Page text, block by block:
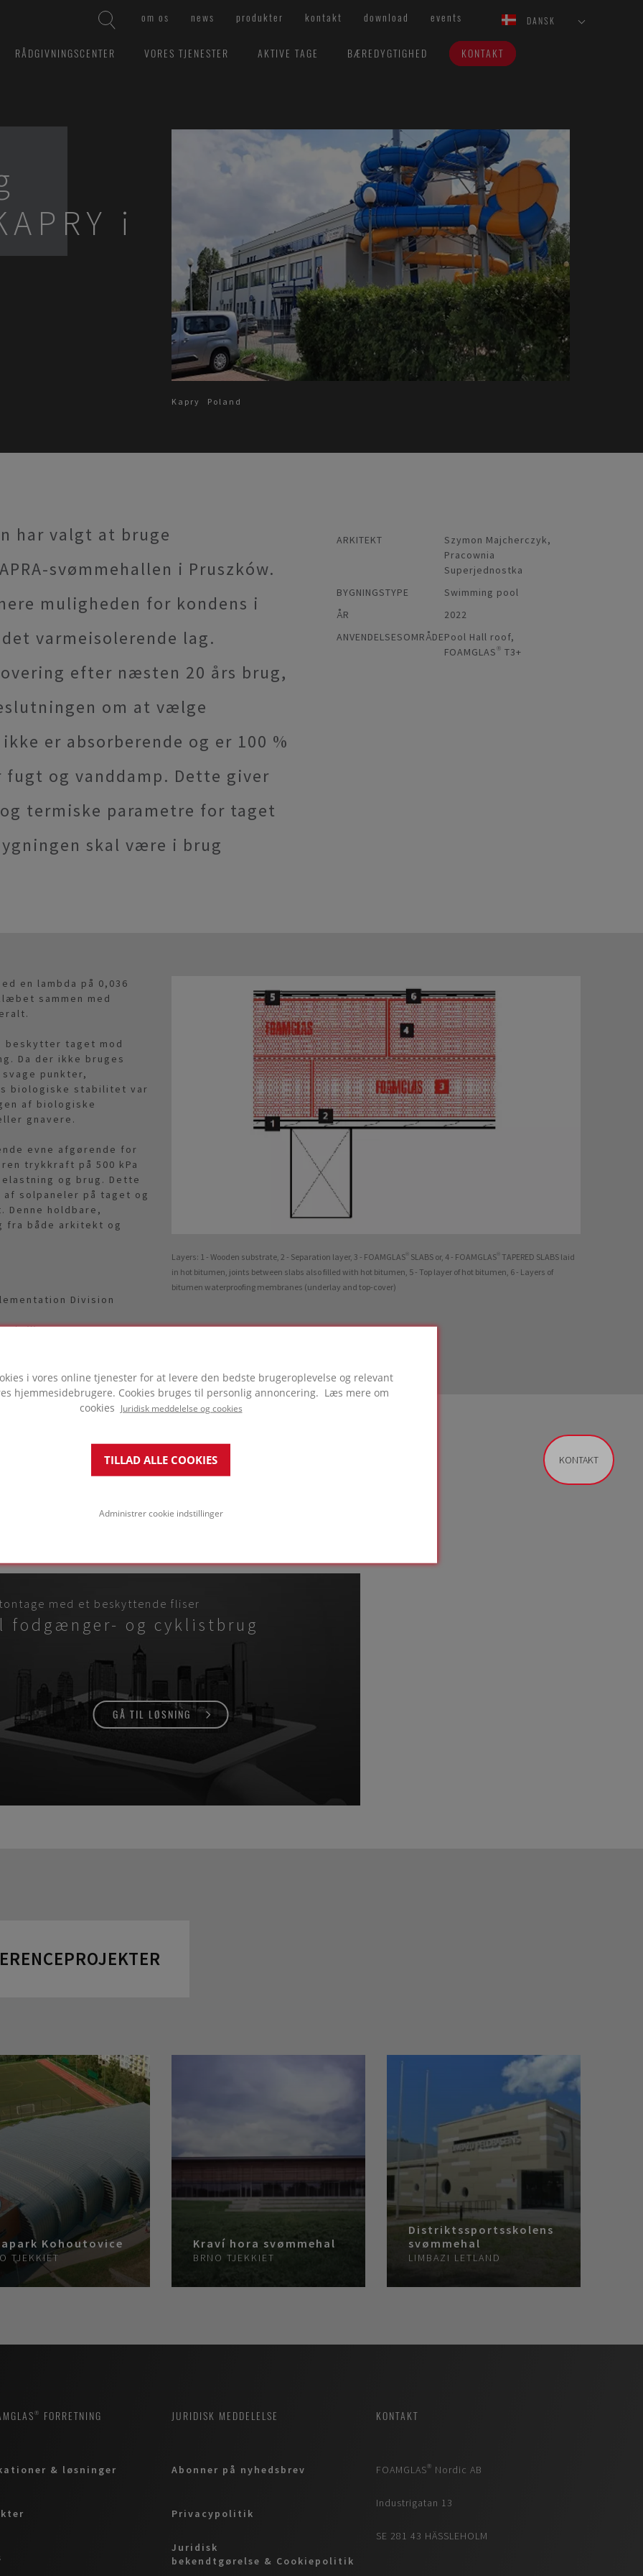
i vores online tjenester for at levere den bedste brugeroplevelse og relevant
hjemmesidebrugere. Cookies bruges til personlig annoncering. Læs mere om
cookies
Juridisk meddelelse og cookies
TILLAD ALLE COOKIES
Administrer cookie indstillinger
om os news produkter kontakt download events DANSK
RÅDGIVNINGSCENTER VORES TJENESTER AKTIVE TAGE BÆREDYGTIGHED KONTAKT
i
Kapry Poland
har valgt at bruge
svømmehallen i Pruszków.
muligheden for kondens i
varmeisolerende lag.
efter næsten 20 års brug,
om at vælge
er absorberende og er 100 %
og vanddamp. Dette giver
termiske parametre for taget
skal være i brug
ARKITEKT
Szymon Majcherczyk,
Pracownia
Superjednostka
BYGNINGSTYPE
Swimming pool
ÅR
2022
ANVENDELSESOMRÅDEPool Hall roof,
FOAMGLAS® T3+
en lambda på 0,036
sammen med
beskytter taget mod
Da der ikke bruges
punkter,
biologiske stabilitet var
af biologiske
gnavere.
evne afgørende for
trykkraft på 500 kPa
og brug. Dette
solpaneler på taget og
holdbare,
fra både arkitekt og
Division
Warsaw
Layers: 1 - Wooden substrate, 2 - Separation layer, 3 - FOAMGLAS® SLABS or, 4 - FOAMGLAS® TAPERED SLABS laid
in hot bitumen, joints between slabs also filled with hot bitumen, 5 - Top layer of hot bitumen, 6 - Layers of
bitumen waterproofing membranes (underlay and top-cover)
med et beskyttende fliser
fodgænger- og cyklistbrug
GÅ TIL LØSNING
Kohoutovice
TJEKKIET
Kraví hora svømmehal
BRNO TJEKKIET
Distriktssportsskolens
svømmehal
LIMBAZI LETLAND
KONTAKT
FORRETNING
& løsninger
JURIDISK MEDDELELSE
Abonner på nyhedsbrev
Privacypolitik
Juridisk
bekendtgørelse & Cookiepolitik
KONTAKT
FOAMGLAS® Nordic AB
Industrigatan 13
SE 281 43 HÄSSLEHOLM